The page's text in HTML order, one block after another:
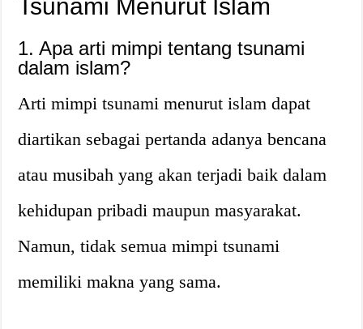
Tsunami Menurut Islam
1. Apa arti mimpi tentang tsunami
dalam islam?
Arti mimpi tsunami menurut islam dapat
diartikan sebagai pertanda adanya bencana
atau musibah yang akan terjadi baik dalam
kehidupan pribadi maupun masyarakat.
Namun, tidak semua mimpi tsunami
memiliki makna yang sama.